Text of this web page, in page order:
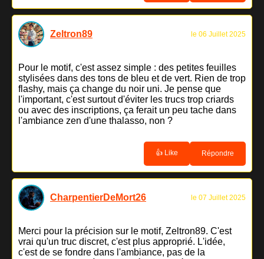
Zeltron89 le 06 Juillet 2025
Pour le motif, c'est assez simple : des petites feuilles
stylisées dans des tons de bleu et de vert. Rien de trop
flashy, mais ça change du noir uni. Je pense que
l'important, c'est surtout d'éviter les trucs trop criards
ou avec des inscriptions, ça ferait un peu tache dans
l'ambiance zen d'une thalasso, non ?
👍 Like Répondre
CharpentierDeMort26 le 07 Juillet 2025
Merci pour la précision sur le motif, Zeltron89. C'est
vrai qu'un truc discret, c'est plus approprié. L'idée,
c'est de se fondre dans l'ambiance, pas de la